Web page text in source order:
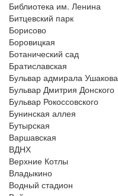
Библиотека им. Ленина
Битцевский парк
Борисово
Боровицкая
Ботанический сад
Братиславская
Бульвар адмирала Ушакова
Бульвар Дмитрия Донского
Бульвар Рокоссовского
Бунинская аллея
Бутырская
Варшавская
ВДНХ
Верхние Котлы
Владыкино
Водный стадион